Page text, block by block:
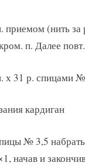
(нить
п. Далее
х 31 р. спицами
кардиган
№ 3,5
начав и